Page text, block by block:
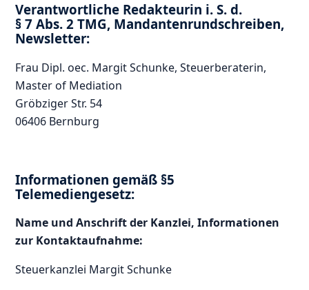
Verantwortliche Redakteurin i. S. d.
§ 7 Abs. 2 TMG, Mandantenrundschreiben,
Newsletter:
Frau Dipl. oec. Margit Schunke, Steuerberaterin,
Master of Mediation
Gröbziger Str. 54
06406 Bernburg
Informationen gemäß §5
Telemediengesetz:
Name und Anschrift der Kanzlei, Informationen
zur Kontaktaufnahme:
Steuerkanzlei Margit Schunke